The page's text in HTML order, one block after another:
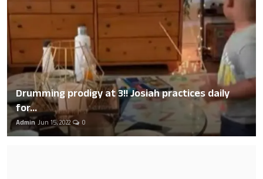
Drumming prodigy at 3!! Josiah practices daily
for...
Admin Jun 15, 2022 0